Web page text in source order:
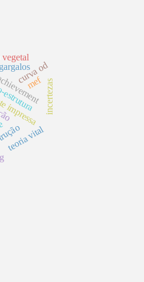
curva od
gargalos
teoria vital
incertezas
mef